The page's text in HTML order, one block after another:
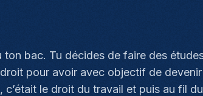
ton bac. Tu décides de faire des
pour avoir avec objectif de
le droit du travail et puis au fil